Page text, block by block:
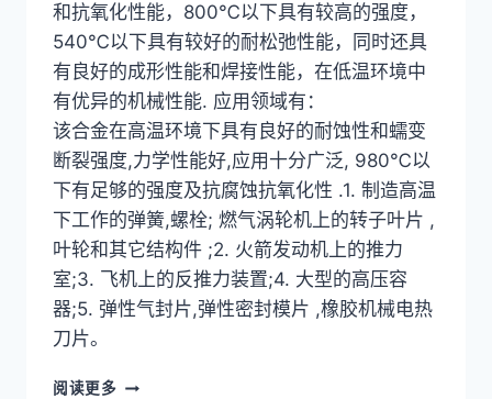
和抗氧化性能，800℃以下具有较高的强度，
540℃以下具有较好的耐松弛性能，同时还具
有良好的成形性能和焊接性能，在低温环境中
有优异的机械性能. 应用领域有：
该合金在高温环境下具有良好的耐蚀性和蠕变
断裂强度,力学性能好,应用十分广泛, 980℃以
下有足够的强度及抗腐蚀抗氧化性 .1. 制造高温
下工作的弹簧,螺栓; 燃气涡轮机上的转子叶片 ,
叶轮和其它结构件 ;2. 火箭发动机上的推力
室;3. 飞机上的反推力装置;4. 大型的高压容
器;5. 弹性气封片,弹性密封模片 ,橡胶机械电热
刀片。
阅读更多 英